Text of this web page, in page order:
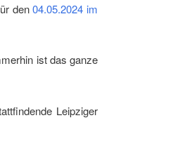
den04.05.2024 im
ist das ganze
Leipziger